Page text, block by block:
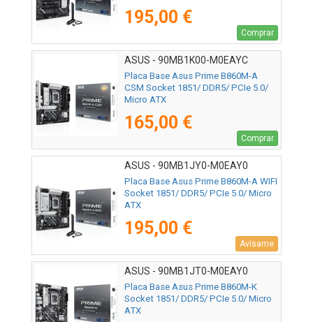
195,00 €
Comprar
ASUS - 90MB1K00-M0EAYC
Placa Base Asus Prime B860M-A
CSM Socket 1851/ DDR5/ PCIe 5.0/
Micro ATX
165,00 €
Comprar
ASUS - 90MB1JY0-M0EAY0
Placa Base Asus Prime B860M-A WIFI
Socket 1851/ DDR5/ PCIe 5.0/ Micro
ATX
195,00 €
Avísame
ASUS - 90MB1JT0-M0EAY0
Placa Base Asus Prime B860M-K
Socket 1851/ DDR5/ PCIe 5.0/ Micro
ATX